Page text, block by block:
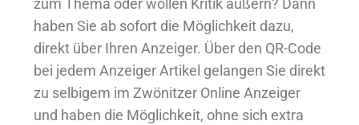
zum Thema oder wollen Kritik äußern? Dann
haben Sie ab sofort die Möglichkeit dazu,
direkt über Ihren Anzeiger. Über den QR-Code
bei jedem Anzeiger Artikel gelangen Sie direkt
zu selbigem im Zwönitzer Online Anzeiger
und haben die Möglichkeit, ohne sich extra